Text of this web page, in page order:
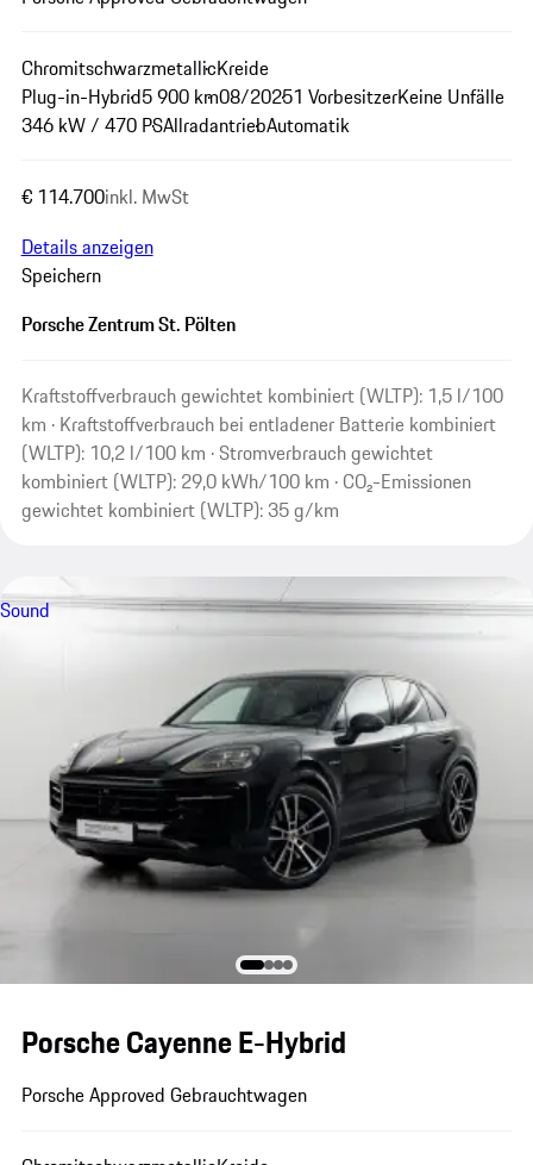
ChromitschwarzmetallicKreide
Plug-in-Hybrid5 900 km08/20251 VorbesitzerKeine Unfälle
346 kW / 470 PSAllradantriebAutomatik
€ 114.700inkl. MwSt
Details anzeigen
Speichern
Porsche Zentrum St. Pölten
Kraftstoffverbrauch gewichtet kombiniert (WLTP): 1,5 l/100
km · Kraftstoffverbrauch bei entladener Batterie kombiniert
(WLTP): 10,2 l/100 km · Stromverbrauch gewichtet
kombiniert (WLTP): 29,0 kWh/100 km · CO₂-Emissionen
gewichtet kombiniert (WLTP): 35 g/km
Sound
Porsche Cayenne E-Hybrid
Porsche Approved Gebrauchtwagen